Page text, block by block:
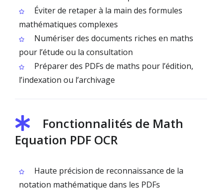
Éviter de retaper à la main des formules
mathématiques complexes
Numériser des documents riches en maths
pour l’étude ou la consultation
Préparer des PDFs de maths pour l’édition,
l’indexation ou l’archivage
Fonctionnalités de Math
Equation PDF OCR
Haute précision de reconnaissance de la
notation mathématique dans les PDFs